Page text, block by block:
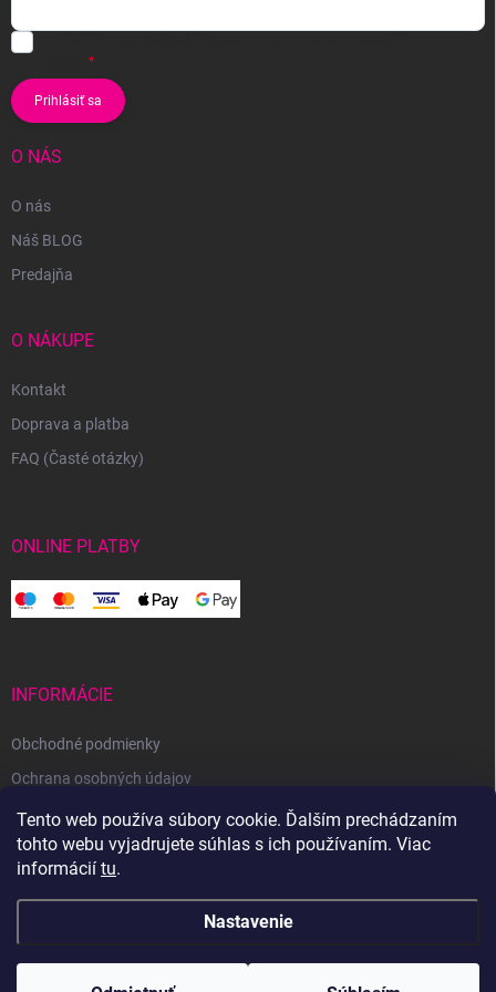
Tento web používa súbory cookie. Ďalším prechádzaním
tohto webu vyjadrujete súhlas s ich používaním. Viac
informácií tu.
Nastavenie
Prihlásiť sa
O NÁS
O nás
Náš BLOG
Predajňa
O NÁKUPE
Kontakt
Doprava a platba
FAQ (Časté otázky)
ONLINE PLATBY
INFORMÁCIE
Obchodné podmienky
Ochrana osobných údajov
Reklamačný poriadok
Odstúpenie od zmluvy
Copyright 2026 Svetoveklbka.sk . Všetky práva vyhradené.